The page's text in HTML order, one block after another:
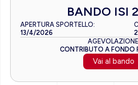
BANDO ISI
APERTURA SPORTELLO:
13/4/2026
CONTRIBUTO A FONDO
Vai al bando